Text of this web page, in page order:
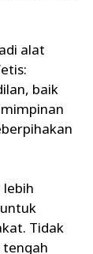
alat
baik
lebih
Tidak